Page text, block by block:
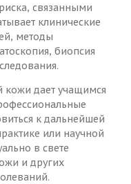
связанными
клинические
методы
биопсия
кожи дает учащимся
к дальнейшей
или научной
в свете
и других